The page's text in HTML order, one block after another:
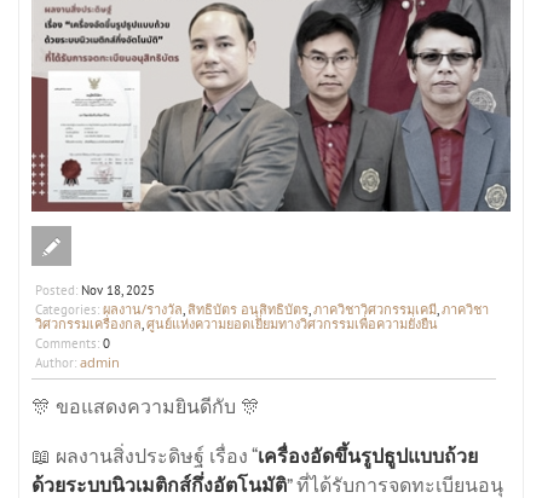
Posted: Nov 18, 2025
Categories: ผลงาน/รางวัล สิทธิบัตร อนุสิทธิบัตร ภาควิชาวิศวกรรมเคมี ภาควิชา
วิศวกรรมเครื่องกล ศูนย์แห่งความยอดเยี่ยมทางวิศวกรรมเพื่อความยั่งยืน
Comments: 0
Author: admin
🎊 ขอแสดงความยินดีกับ 🎊
📖 ผลงานสิ่งประดิษฐ์ เรื่อง “เครื่องอัดขึ้นรูปธูปแบบถ้วย
ด้วยระบบนิวเมติกส์กึ่งอัตโนมัติ” ที่ได้รับการจดทะเบียนอนุ